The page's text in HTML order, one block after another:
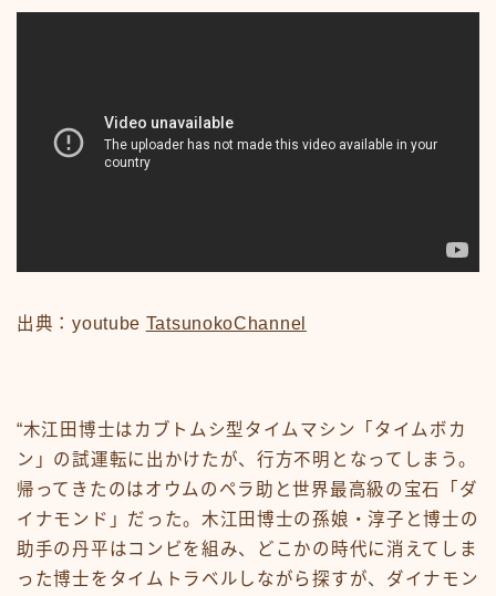
Homepage – Video
News
sample
あの頃のいろいろ80-89
おもちゃ
おもちゃ50-59
おもちゃ60-69
おもちゃ70-79
おもちゃ80-89
おもちゃその他
アニメ
出典：youtube TatsunokoChannel
“木江田博士はカブトムシ型タイムマシン「タイムボカ
ン」の試運転に出かけたが、行方不明となってしまう。
帰ってきたのはオウムのペラ助と世界最高級の宝石「ダ
イナモンド」だった。木江田博士の孫娘・淳子と博士の
助手の丹平はコンビを組み、どこかの時代に消えてしま
った博士をタイムトラベルしながら探すが、ダイナモン